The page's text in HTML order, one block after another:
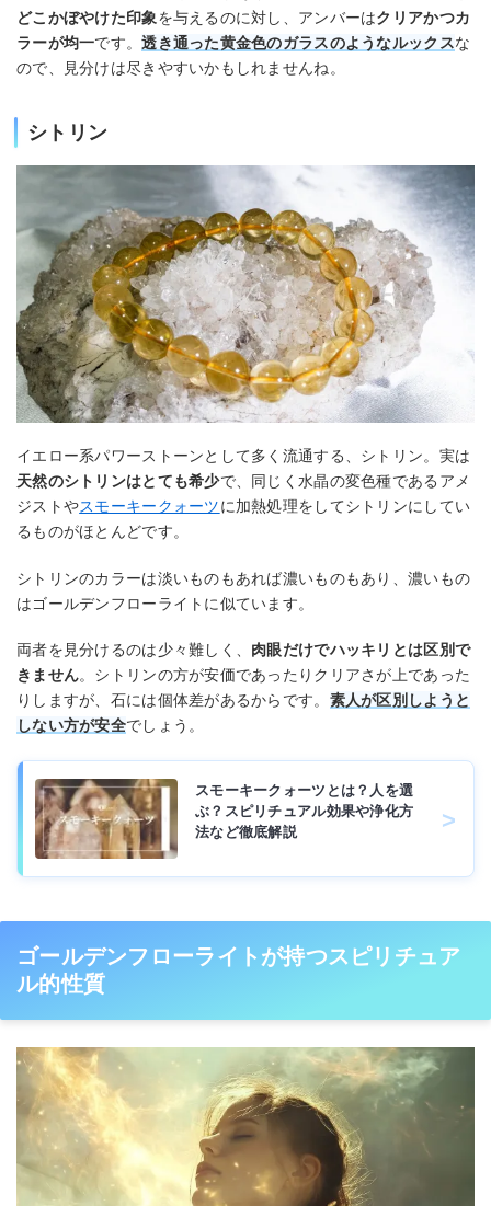
どこかぼやけた印象を与えるのに対し、アンバーはクリアかつカ
ラーが均一です。透き通った黄金色のガラスのようなルックスな
ので、見分けは尽きやすいかもしれませんね。
シトリン
イエロー系パワーストーンとして多く流通する、シトリン。実は
天然のシトリンはとても希少で、同じく水晶の変色種であるアメ
ジストやスモーキークォーツに加熱処理をしてシトリンにしてい
るものがほとんどです。
シトリンのカラーは淡いものもあれば濃いものもあり、濃いもの
はゴールデンフローライトに似ています。
両者を見分けるのは少々難しく、 肉眼だけでハッキリとは区別で
きません。シトリンの方が安価であったりクリアさが上であった
りしますが、石には個体差があるからです。 素人が区別しようと
しない方が安全でしょう。
スモーキークォーツとは？人を選
ぶ？スピリチュアル効果や浄化方
法など徹底解説
ゴールデンフローライトが持つスピリチュア
ル的性質